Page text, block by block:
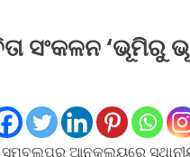
ସଂକଳନ ‘ଭୂମିରୁ
ସମ୍ବଲପୁର ଆନୁକୂଲ୍ୟରେ